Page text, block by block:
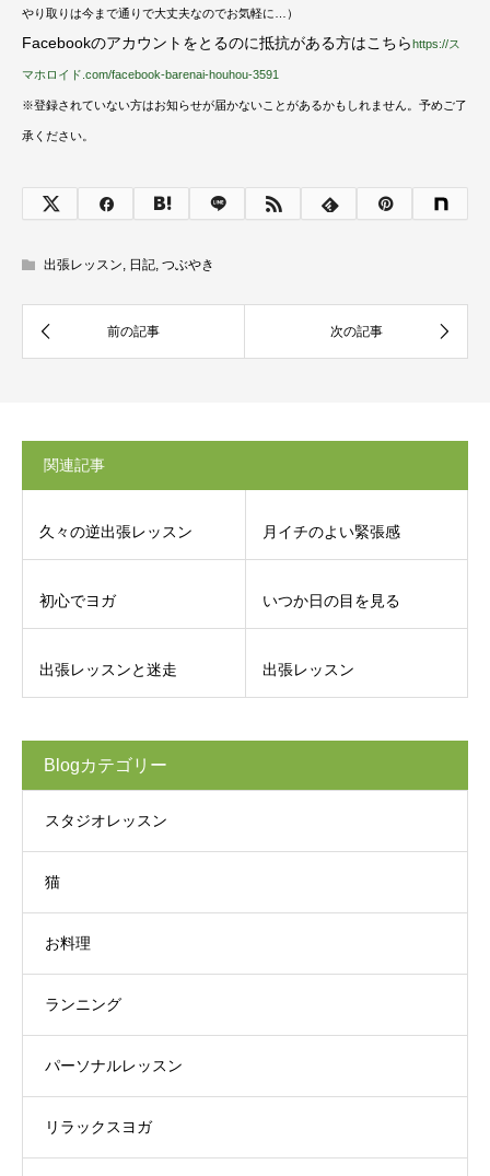
やり取りは今まで通りで大丈夫なのでお気軽に…）
Facebookのアカウントをとるのに抵抗がある方はこちらhttps://ス
マホロイド.com/facebook-barenai-houhou-3591
※登録されていない方はお知らせが届かないことがあるかもしれません。予めご了
承ください。
出張レッスン, 日記, つぶやき
関連記事
久々の逆出張レッスン 月イチのよい緊張感
初心でヨガ いつか日の目を見る
出張レッスンと迷走 出張レッスン
Blogカテゴリー
スタジオレッスン
猫
お料理
ランニング
パーソナルレッスン
リラックスヨガ